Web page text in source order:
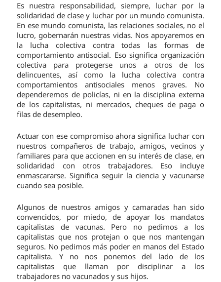
Es nuestra responsabilidad, siempre, luchar por la
solidaridad de clase y luchar por un mundo comunista.
En ese mundo comunista, las relaciones sociales, no el
lucro, gobernarán nuestras vidas. Nos apoyaremos en
la lucha colectiva contra todas las formas de
comportamiento antisocial. Eso significa organización
colectiva para protegerse unos a otros de los
delincuentes, así como la lucha colectiva contra
comportamientos antisociales menos graves. No
dependeremos de policías, ni en la disciplina externa
de los capitalistas, ni mercados, cheques de paga o
filas de desempleo.
Actuar con ese compromiso ahora significa luchar con
nuestros compañeros de trabajo, amigos, vecinos y
familiares para que accionen en su interés de clase, en
solidaridad con otros trabajadores. Eso incluye
enmascararse. Significa seguir la ciencia y vacunarse
cuando sea posible.
Algunos de nuestros amigos y camaradas han sido
convencidos, por miedo, de apoyar los mandatos
capitalistas de vacunas. Pero no pedimos a los
capitalistas que nos protejan o que nos mantengan
seguros. No pedimos más poder en manos del Estado
capitalista. Y no nos ponemos del lado de los
capitalistas que llaman por disciplinar a los
trabajadores no vacunados y sus hijos.